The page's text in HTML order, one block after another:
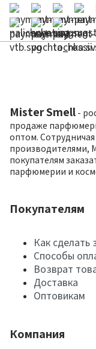
Mister Smell -
продаже
оптом.
производителями,
покупателям
парфюмерии и
Покупателям
Как сделать
Способы
Возврат
Доставка
Оптовикам
Компания